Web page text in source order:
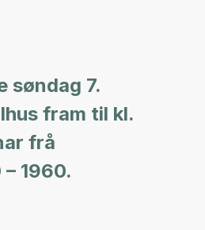
søndag 7.
fram til kl.
frå
1960.